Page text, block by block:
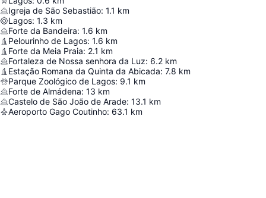
Igreja de São Sebastião: 1.1 km
Lagos: 1.3 km
Forte da Bandeira: 1.6 km
Pelourinho de Lagos: 1.6 km
Forte da Meia Praia: 2.1 km
Fortaleza de Nossa senhora da Luz: 6.2 km
Estação Romana da Quinta da Abicada: 7.8 km
Parque Zoológico de Lagos: 9.1 km
Forte de Almádena: 13 km
Castelo de São João de Arade: 13.1 km
Aeroporto Gago Coutinho: 63.1 km